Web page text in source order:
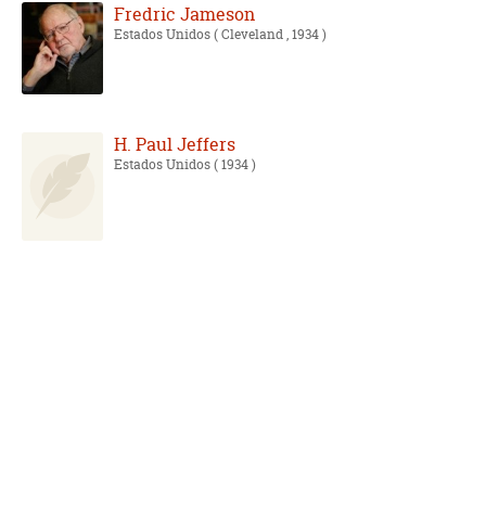
Fredric Jameson
Estados Unidos( Cleveland , 1934 )
H. Paul Jeffers
Estados Unidos( 1934 )